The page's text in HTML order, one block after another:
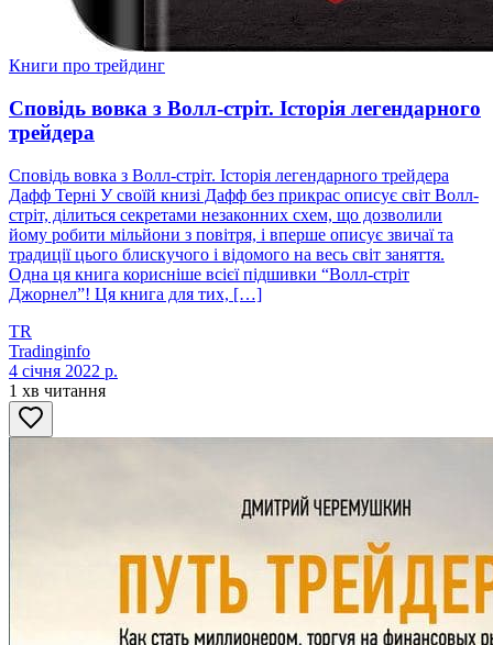
Книги про трейдинг
Сповідь вовка з Волл-стріт. Історія легендарного
трейдера
Сповідь вовка з Волл-стріт. Історія легендарного трейдера
Дафф Терні У своїй книзі Дафф без прикрас описує світ Волл-
стріт, ділиться секретами незаконних схем, що дозволили
йому робити мільйони з повітря, і вперше описує звичаї та
традиції цього блискучого і відомого на весь світ заняття.
Одна ця книга корисніше всієї підшивки “Волл-стріт
Джорнел”! Ця книга для тих, […]
TR
Tradinginfo
4 січня 2022 р.
1 хв читання